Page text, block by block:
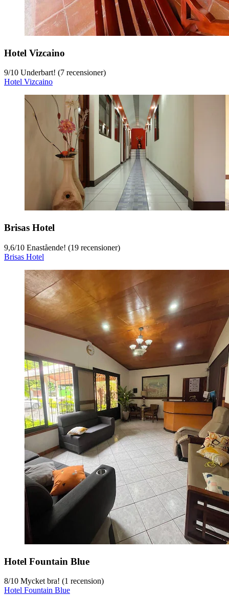
Hotel Vizcaino
9/10 Underbart! (7 recensioner)
Hotel Vizcaino
Brisas Hotel
9,6/10 Enastående! (19 recensioner)
Brisas Hotel
Hotel Fountain Blue
8/10 Mycket bra! (1 recension)
Hotel Fountain Blue